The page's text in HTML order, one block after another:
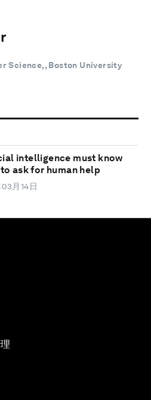
Science,, Boston University
intelligence must know
ask for human help
月14日